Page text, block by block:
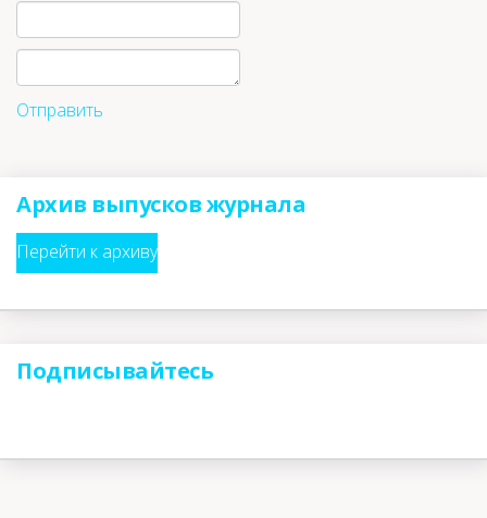
Отправить
Архив выпусков журнала
Перейти к архиву
Подписывайтесь